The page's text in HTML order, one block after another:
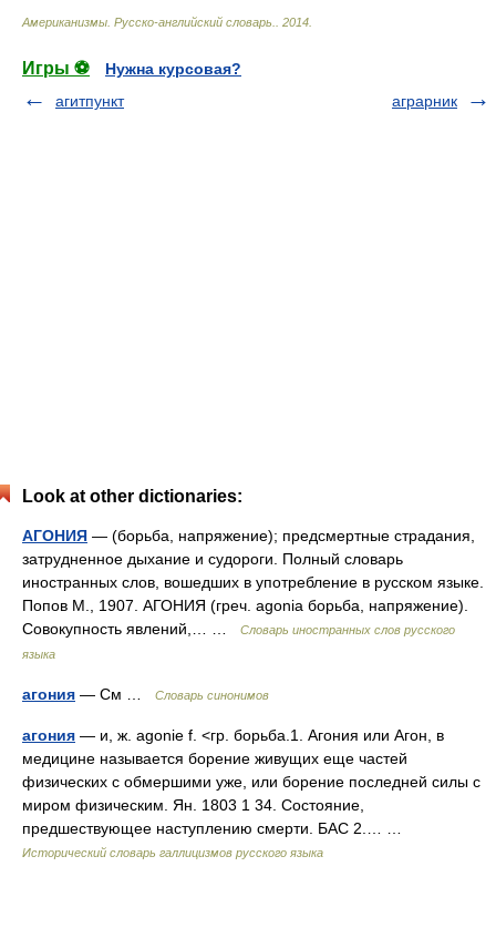
Американизмы. Русско-английский словарь. 2014
Игры ⚽
Нужна курсовая?
агитпункт
аграрник
Look at other dictionaries:
АГОНИЯ — (борьба, напряжение); предсмертные страдания,
затрудненное дыхание и судороги. Полный словарь
иностранных слов, вошедших в употребление в русском языке.
Попов М., 1907. АГОНИЯ (греч. agonia борьба, напряжение).
Совокупность явлений,… …
Словарь иностранных слов русского
языка
агония — См … Словарь синонимов
агония — и, ж. agonie f. <гр. борьба.1. Агония или Агон, в
медицине называется борение живущих еще частей
физических с обмершими уже, или борение последней силы с
миром физическим. Ян. 1803 1 34. Состояние,
предшествующее наступлению смерти. БАС 2.… …
Исторический словарь галлицизмов русского языка